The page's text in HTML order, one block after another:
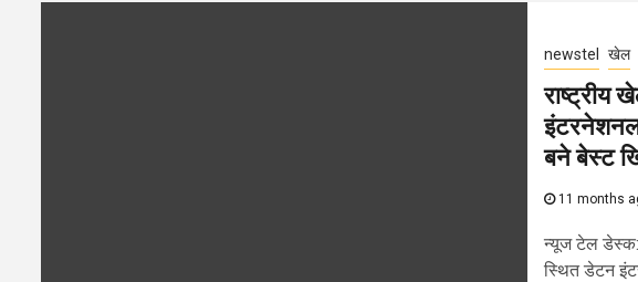
newstel खेल
राष्ट्रीय
इंटरनेशनल
बने बेस्ट
11 months
न्यूज टेल डेस्क:
स्थित डेटन